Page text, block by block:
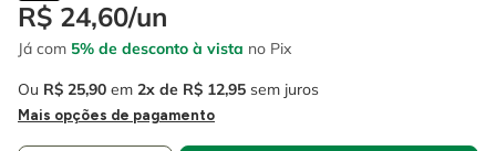
R$ 24,60/un
Já com 5% de desconto à vista no Pix
Ou R$ 25,90 em 2 R$ 12,95 sem juros
Mais opções de pagamento
6 º fio
7º serra copo
8º chave impacto
º escada
º serra circular
º fio